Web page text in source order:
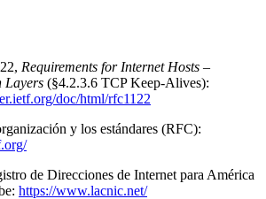
Requirements for Internet Hosts –
Layers (§4.2.3.6 TCP Keep-Alives):
doc/html/rfc1122
y los estándares (RFC):
de Direcciones de Internet para América
https://www.lacnic.net/